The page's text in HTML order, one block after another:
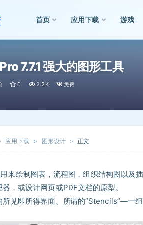
首页 应用下载 游戏
7.7.1 强大的图形工具
0 2.2K 免费
应用下载 图形设计 正文
来绘制图表，流程图，组织结构图以及
，或设计网页或PDF文档的原型。
所见即所得界面。所谓的”Stencils”—一